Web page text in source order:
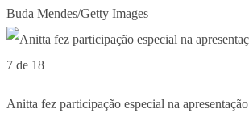
Buda Mendes/Getty Images
7 de 18
Anitta fez participação especial na apresentação